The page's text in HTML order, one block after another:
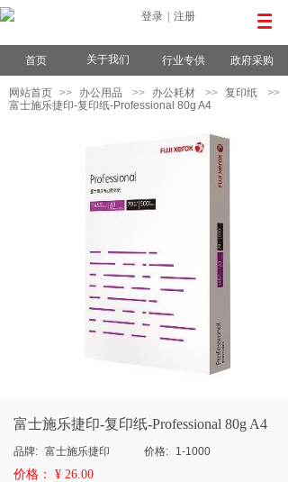
登录 注册
首页 关于我们 行业专供 政府采购
网站首页 >> 办公用品 >> 办公耗材 >> 复印纸
>>
富士施乐捷印-复印纸-Professional 80g A4
富士施乐捷印-复印纸-Professional 80g A4
品牌: 富士施乐捷印 价格: 1-1000
价格： ¥ 26.00